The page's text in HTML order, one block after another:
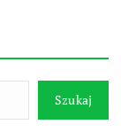
Szukaj